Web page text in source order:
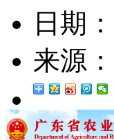
日期：
来源：